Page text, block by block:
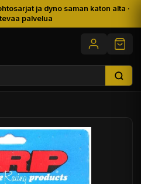
ja dyno saman katon alta ·
palvelua